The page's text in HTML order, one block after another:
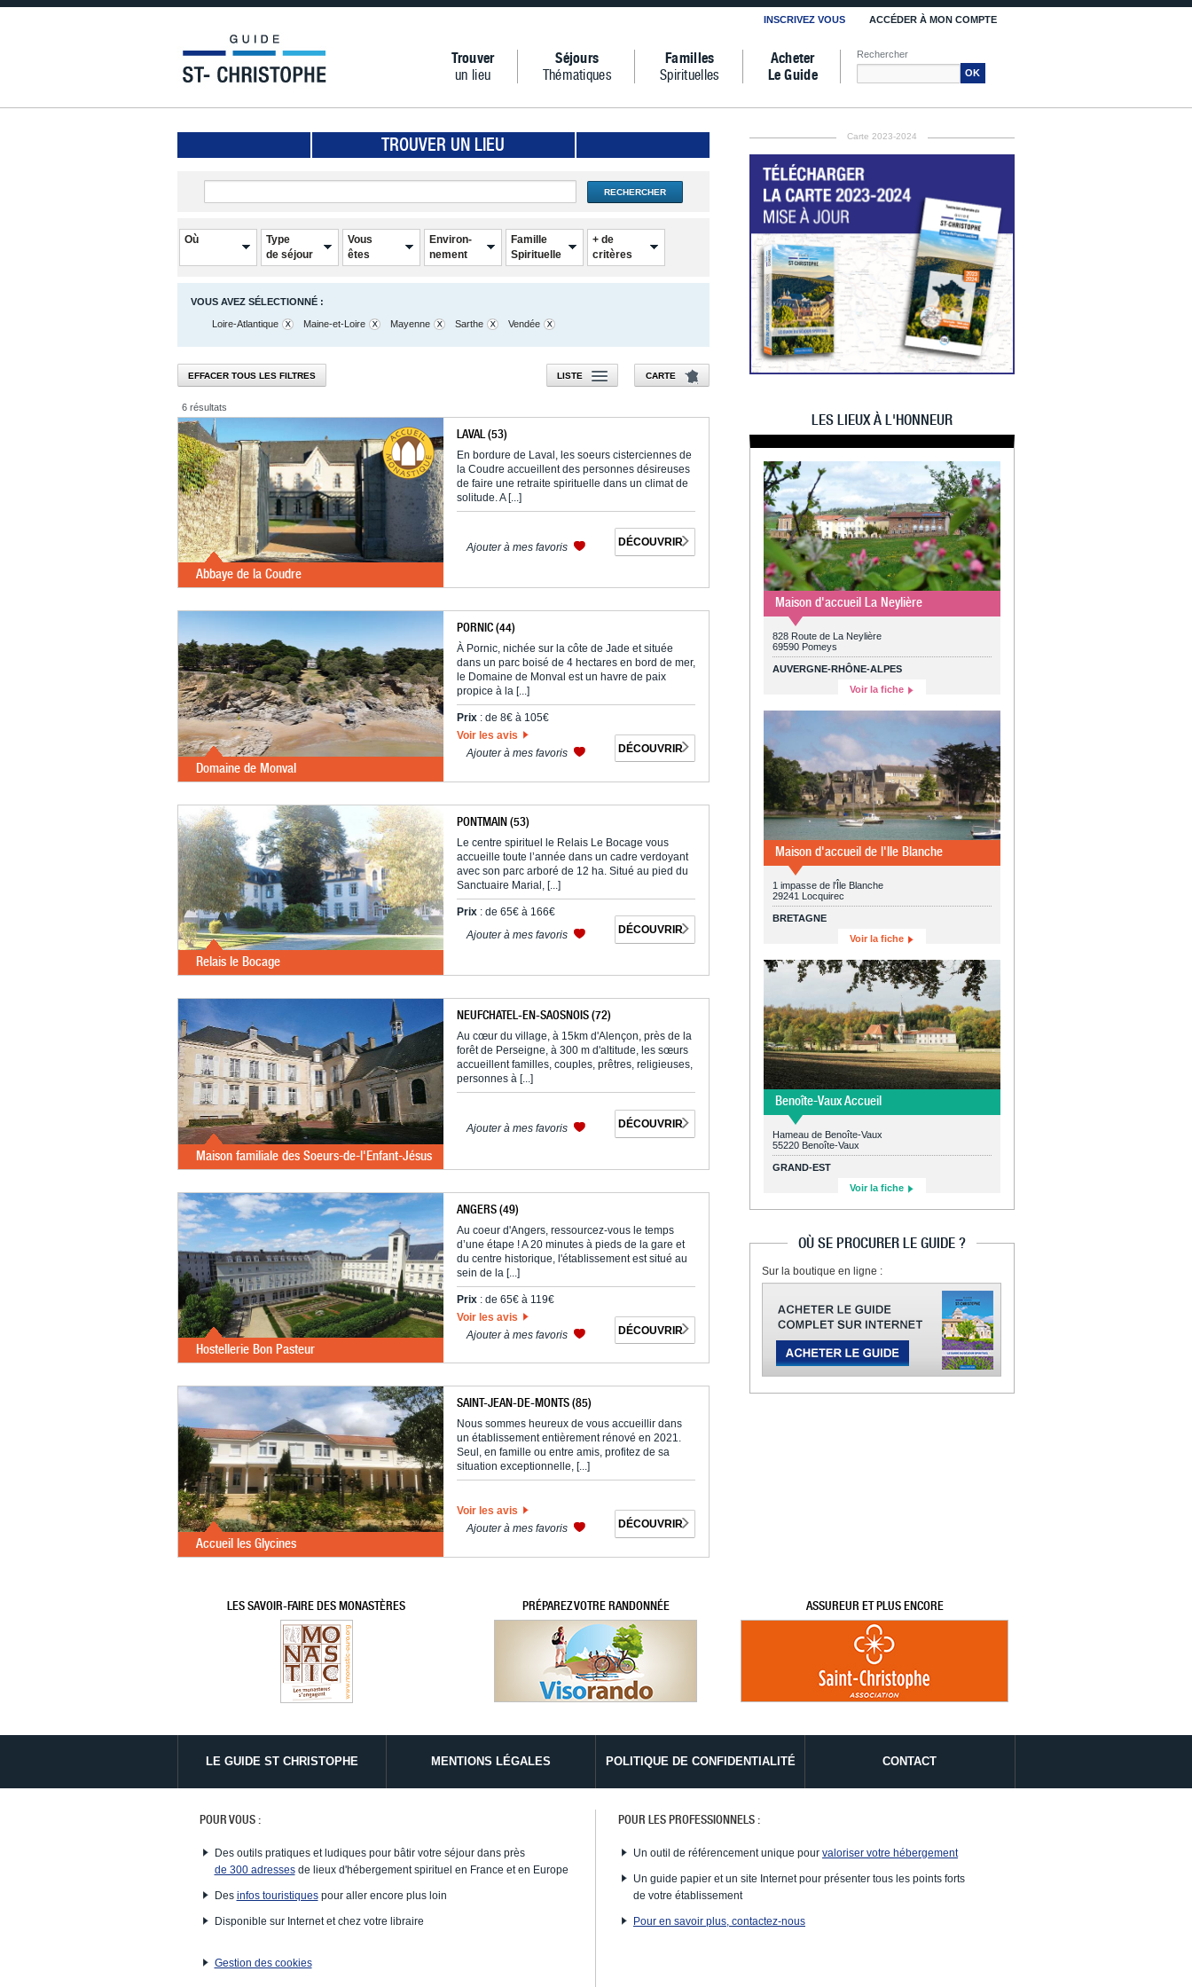
INSCRIVEZ VOUS ACCÉDER À MON COMPTE
Trouver
un lieu
Séjours
Thématiques
Familles
Spirituelles
Acheter
Le Guide
Rechercher
OK
TROUVER UN LIEU
RECHERCHER
Où
Type
de séjour
Vous
êtes
Environ-
nement
Famille
Spirituelle
+ de
critères
VOUS AVEZ SÉLECTIONNÉ :
Loire-Atlantique Maine-et-Loire Mayenne Sarthe Vendée
EFFACER TOUS LES FILTRES LISTE CARTE
6 résultats
Abbaye de la Coudre
LAVAL (53)
En bordure de Laval, les soeurs cisterciennes de
la Coudre accueillent des personnes désireuses
de faire une retraite spirituelle dans un climat de
solitude. A [...]
Ajouter à mes favoris DÉCOUVRIR
Domaine de Monval
PORNIC (44)
À Pornic, nichée sur la côte de Jade et située
dans un parc boisé de 4 hectares en bord de mer,
le Domaine de Monval est un havre de paix
propice à la [...]
Prix: de 8€ à 105€
Voir les avis
Ajouter à mes favoris
DÉCOUVRIR
Relais le Bocage
PONTMAIN (53)
Le centre spirituel le Relais Le Bocage vous
accueille toute l’année dans un cadre verdoyant
avec son parc arboré de 12 ha. Situé au pied du
Sanctuaire Marial, [...]
Prix: de 65€ à 166€
Ajouter à mes favoris
DÉCOUVRIR
Maison familiale des Soeurs-de-l'Enfant-Jésus
NEUFCHATEL-EN-SAOSNOIS (72)
Au cœur du village, à 15km d'Alençon, près de la
forêt de Perseigne, à 300 m d'altitude, les sœurs
accueillent familles, couples, prêtres, religieuses,
personnes à [...]
Ajouter à mes favoris DÉCOUVRIR
Hostellerie Bon Pasteur
ANGERS (49)
Au coeur d'Angers, ressourcez-vous le temps
d’une étape ! A 20 minutes à pieds de la gare et
du centre historique, l'établissement est situé au
sein de la [...]
Prix: de 65€ à 119€
Voir les avis
Ajouter à mes favoris
DÉCOUVRIR
Accueil les Glycines
SAINT-JEAN-DE-MONTS (85)
Nous sommes heureux de vous accueillir dans
un établissement entièrement rénové en 2021.
Seul, en famille ou entre amis, profitez de sa
situation exceptionnelle, [...]
Voir les avis
Ajouter à mes favoris
DÉCOUVRIR
Carte 2023-2024
LES LIEUX À L'HONNEUR
Maison d'accueil La Neylière
828 Route de La Neylière
69590 Pomeys
AUVERGNE-RHÔNE-ALPES
Voir la fiche
Maison d'accueil de l'Ile Blanche
1 impasse de l'Île Blanche
29241 Locquirec
BRETAGNE
Voir la fiche
Benoîte-Vaux Accueil
Hameau de Benoîte-Vaux
55220 Benoîte-Vaux
GRAND-EST
Voir la fiche
OÙ SE PROCURER LE GUIDE ?
Sur la boutique en ligne :
LES SAVOIR-FAIRE DES MONASTÈRES PRÉPAREZ VOTRE RANDONNÉE ASSUREUR ET PLUS ENCORE
LE GUIDE ST CHRISTOPHE MENTIONS LÉGALES POLITIQUE DE CONFIDENTIALITÉ CONTACT
POUR VOUS :
Des outils pratiques et ludiques pour bâtir votre séjour dans près
de 300 adressesde lieux d'hébergement spirituel en France et en Europe
Des infos touristiquespour aller encore plus loin
Disponible sur Internet et chez votre libraire
Gestion des cookies
POUR LES PROFESSIONNELS :
Un outil de référencement unique pour valoriser votre hébergement
Un guide papier et un site Internet pour présenter tous les points forts
de votre établissement
Pour en savoir plus, contactez-nous